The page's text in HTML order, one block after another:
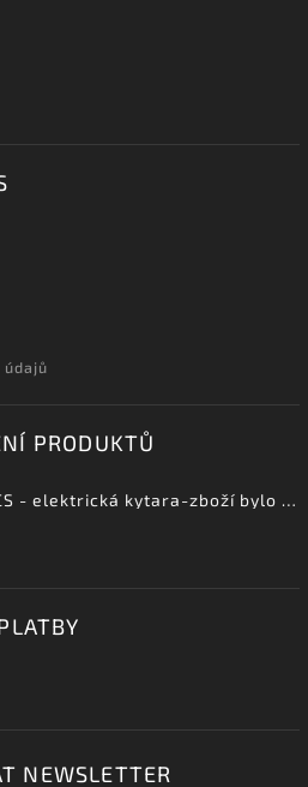
údajů
PRODUKTŮ
Aria PE DLX VCS - elektrická kytara-zboží bylo vystaveno na prodejně
NEWSLETTER